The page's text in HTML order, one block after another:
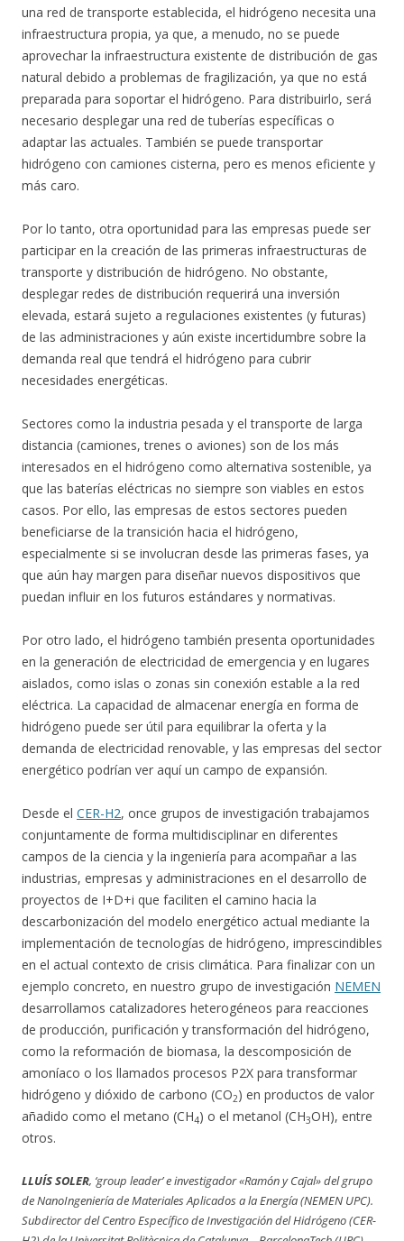
una red de transporte establecida, el hidrógeno necesita una
infraestructura propia, ya que, a menudo, no se puede
aprovechar la infraestructura existente de distribución de gas
natural debido a problemas de fragilización, ya que no está
preparada para soportar el hidrógeno. Para distribuirlo, será
necesario desplegar una red de tuberías específicas o
adaptar las actuales. También se puede transportar
hidrógeno con camiones cisterna, pero es menos eficiente y
más caro.
Por lo tanto, otra oportunidad para las empresas puede ser
participar en la creación de las primeras infraestructuras de
transporte y distribución de hidrógeno. No obstante,
desplegar redes de distribución requerirá una inversión
elevada, estará sujeto a regulaciones existentes (y futuras)
de las administraciones y aún existe incertidumbre sobre la
demanda real que tendrá el hidrógeno para cubrir
necesidades energéticas.
Sectores como la industria pesada y el transporte de larga
distancia (camiones, trenes o aviones) son de los más
interesados en el hidrógeno como alternativa sostenible, ya
que las baterías eléctricas no siempre son viables en estos
casos. Por ello, las empresas de estos sectores pueden
beneficiarse de la transición hacia el hidrógeno,
especialmente si se involucran desde las primeras fases, ya
que aún hay margen para diseñar nuevos dispositivos que
puedan influir en los futuros estándares y normativas.
Por otro lado, el hidrógeno también presenta oportunidades
en la generación de electricidad de emergencia y en lugares
aislados, como islas o zonas sin conexión estable a la red
eléctrica. La capacidad de almacenar energía en forma de
hidrógeno puede ser útil para equilibrar la oferta y la
demanda de electricidad renovable, y las empresas del sector
energético podrían ver aquí un campo de expansión.
Desde el CER-H2, once grupos de investigación trabajamos
conjuntamente de forma multidisciplinar en diferentes
campos de la ciencia y la ingeniería para acompañar a las
industrias, empresas y administraciones en el desarrollo de
proyectos de I+D+i que faciliten el camino hacia la
descarbonización del modelo energético actual mediante la
implementación de tecnologías de hidrógeno, imprescindibles
en el actual contexto de crisis climática. Para finalizar con un
ejemplo concreto, en nuestro grupo de investigación NEMEN
desarrollamos catalizadores heterogéneos para reacciones
de producción, purificación y transformación del hidrógeno,
como la reformación de biomasa, la descomposición de
amoníaco o los llamados procesos P2X para transformar
hidrógeno y dióxido de carbono (CO2) en productos de valor
añadido como el metano (CH4) o el metanol (CH3OH), entre
otros.
LLUÍS SOLER, ‘group leader’ e investigador «Ramón y Cajal» del grupo
de NanoIngeniería de Materiales Aplicados a la Energía (NEMEN UPC).
Subdirector del Centro Específico de Investigación del Hidrógeno (CER-